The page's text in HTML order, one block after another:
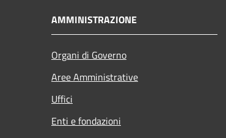
AMMINISTRAZIONE
Organi di Governo
Aree Amministrative
Uffici
Enti e fondazioni